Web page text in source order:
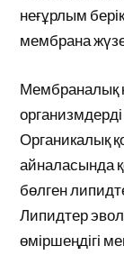
неғұрлым
мембрана
Мембраналық
Органикалық
айналасында
бөлген
Липидтер
өміршеңдігі